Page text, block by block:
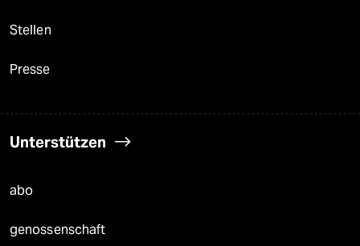
Stellen
Presse
Unterstützen
abo
genossenschaft